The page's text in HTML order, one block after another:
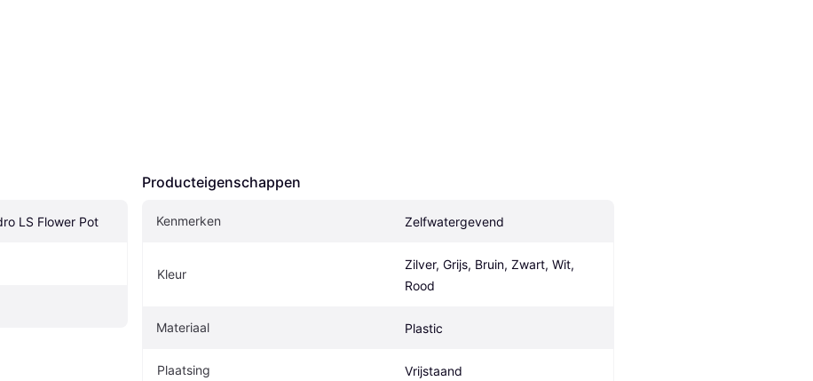
LS Flower Pot
Producteigenschappen
Kenmerken Zelfwatergevend
Kleur
Zilver, Grijs, Bruin, Zwart, Wit,
Rood
Materiaal Plastic
Plaatsing Vrijstaand